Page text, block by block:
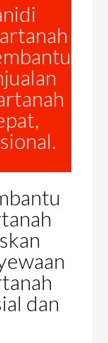
dan